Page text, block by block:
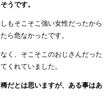
うです。
もそこそこ強い女性だったから
ら危なかったです。
く、そこそこのおじさんだった
くれていました。
だとは思いますが、ある事はあ